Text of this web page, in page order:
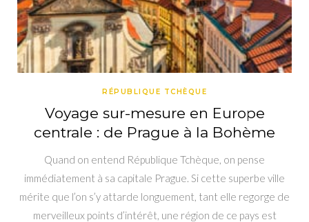
RÉPUBLIQUE TCHÈQUE
Voyage sur-mesure en Europe
centrale : de Prague à la Bohème
Quand on entend République Tchèque, on pense
immédiatement à sa capitale Prague. Si cette superbe ville
mérite que l’on s’y attarde longuement, tant elle regorge de
merveilleux points d’intérêt, une région de ce pays est